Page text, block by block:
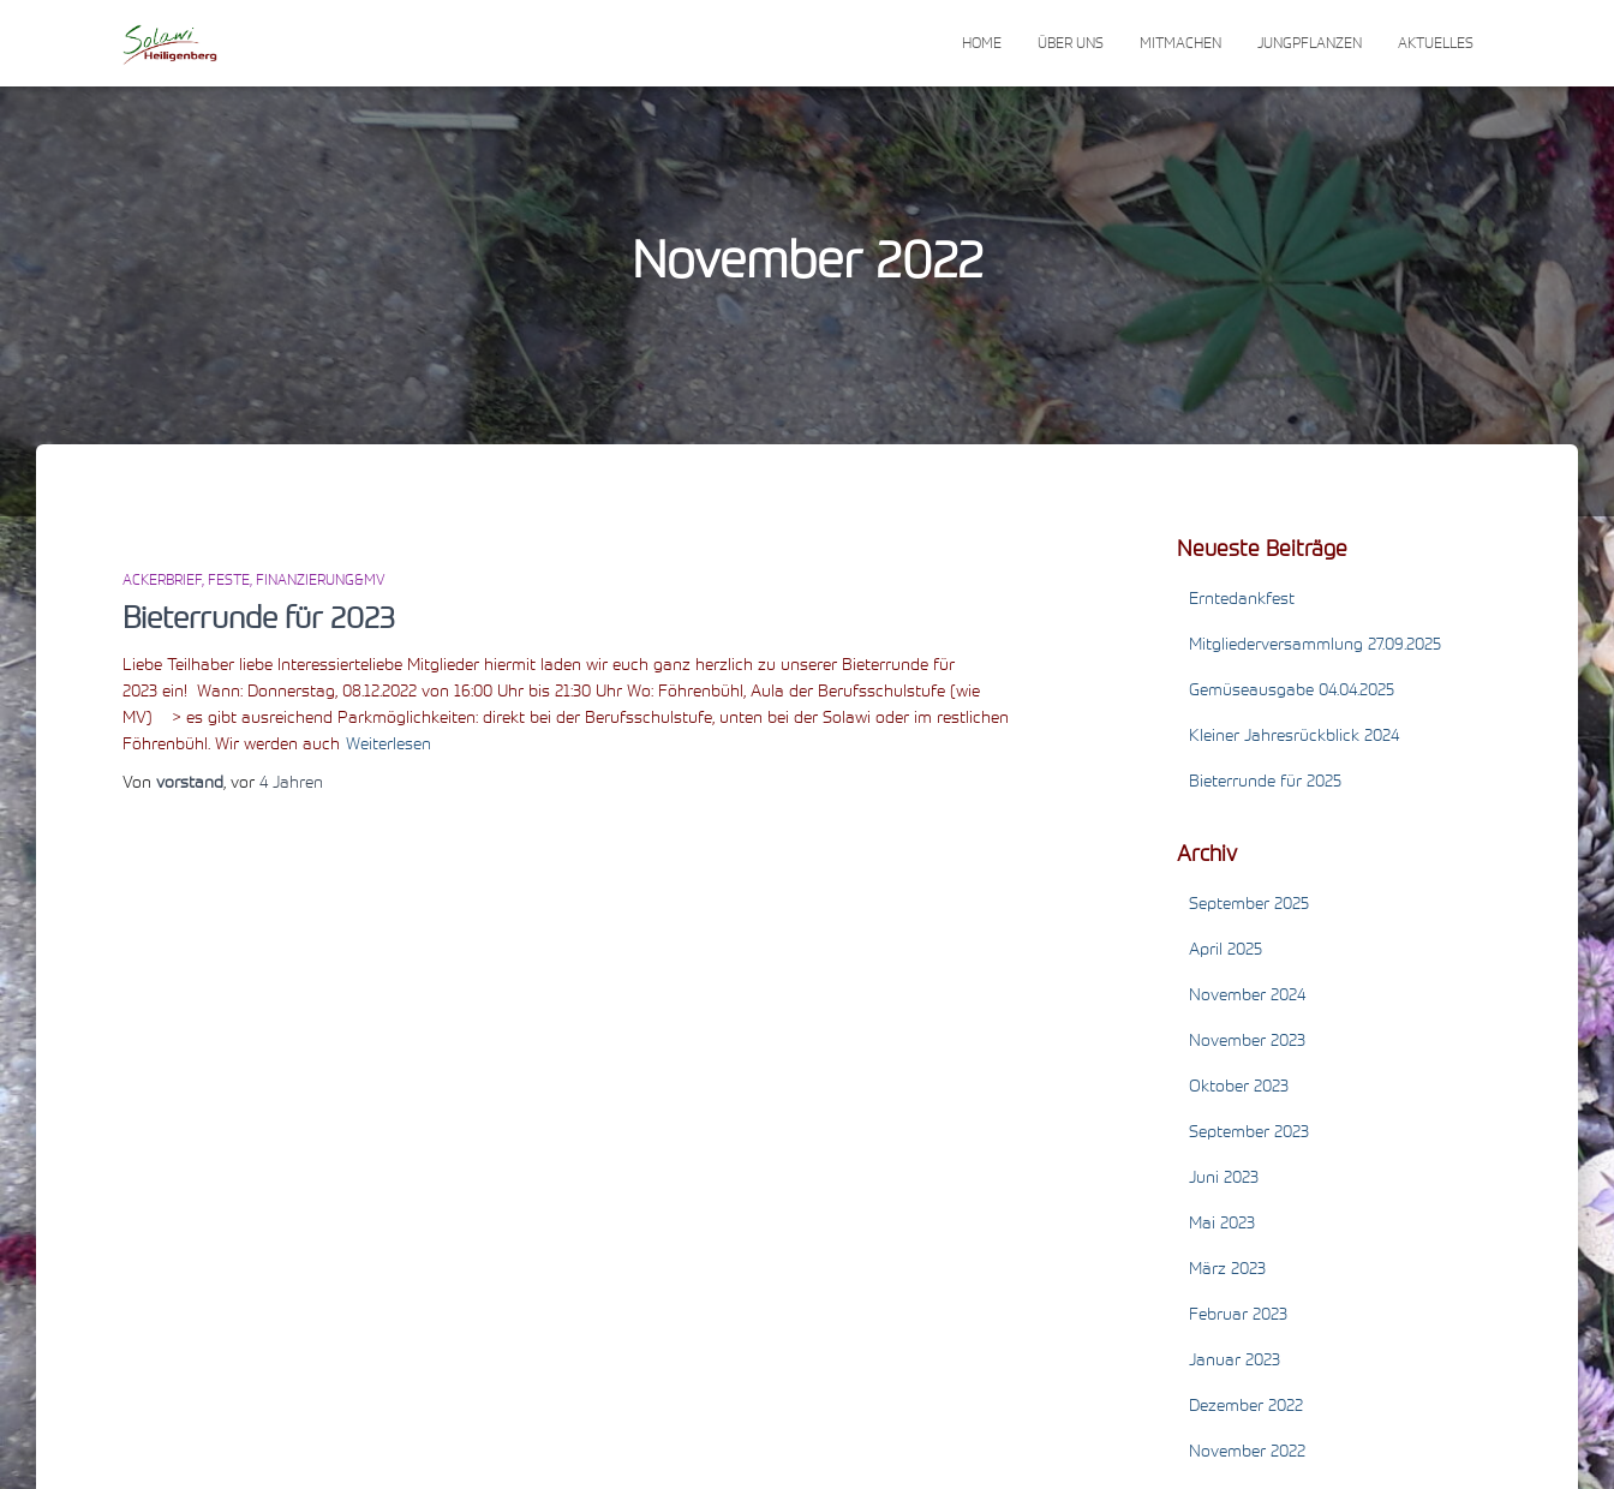
HOME ÜBER UNS MITMACHEN JUNGPFLANZEN AKTUELLES
November 2022
ACKERBRIEF FESTE FINANZIERUNG&MV
Bieterrunde für 2023
Liebe Teilhaber liebe Interessierteliebe Mitglieder hiermit laden wir euch ganz herzlich zu unserer Bieterrunde für
2023 ein! Wann: Donnerstag, 08.12.2022 von 16:00 Uhr bis 21:30 Uhr Wo: Föhrenbühl, Aula der Berufsschulstufe (wie
MV) > es gibt ausreichend Parkmöglichkeiten: direkt bei der Berufsschulstufe, unten bei der Solawi oder im restlichen
Föhrenbühl. Wir werden auch Weiterlesen
Von vorstand, vor 4 Jahren
Neueste Beiträge
Erntedankfest
Mitgliederversammlung 27.09.2025
Gemüseausgabe 04.04.2025
Kleiner Jahresrückblick 2024
Bieterrunde für 2025
Archiv
September 2025
April 2025
November 2024
November 2023
Oktober 2023
September 2023
Juni 2023
Mai 2023
März 2023
Februar 2023
Januar 2023
Dezember 2022
November 2022